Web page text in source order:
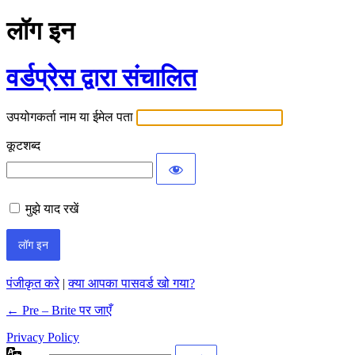
लॉग इन
वर्डप्रेस द्वारा संचालित
उपयोगकर्ता नाम या ईमेल पता
कूटशब्द
मुझे याद रखें
पंजीकृत करे|क्या आपका पासवर्ड खो गया?
← Pre – Brite पर जाएँ
Privacy Policy